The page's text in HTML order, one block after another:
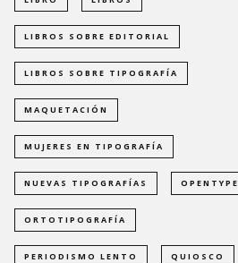
LIBROS SOBRE EDITORIAL
LIBROS SOBRE TIPOGRAFÍA
MAQUETACIÓN
MUJERES EN TIPOGRAFÍA
NUEVAS TIPOGRAFÍAS OPENTYPE
ORTOTIPOGRAFÍA
PERIODISMO LENTO QUIOSCO